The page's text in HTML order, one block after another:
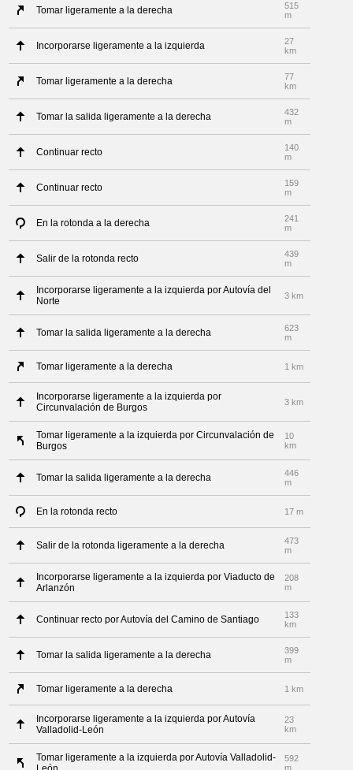
Tomar ligeramente a la derecha
515
m
Incorporarse ligeramente a la izquierda
27
km
Tomar ligeramente a la derecha
77
km
Tomar la salida ligeramente a la derecha
432
m
Continuar recto
140
m
Continuar recto
159
m
En la rotonda a la derecha
241
m
Salir de la rotonda recto
439
m
Incorporarse ligeramente a la izquierda por Autovía del
Norte
3 km
Tomar la salida ligeramente a la derecha
623
m
Tomar ligeramente a la derecha 1 km
Incorporarse ligeramente a la izquierda por
Circunvalación de Burgos
3 km
Tomar ligeramente a la izquierda por Circunvalación de
Burgos
10
km
Tomar la salida ligeramente a la derecha
446
m
En la rotonda recto 17 m
Salir de la rotonda ligeramente a la derecha
473
m
Incorporarse ligeramente a la izquierda por Viaducto de
Arlanzón
208
m
Continuar recto por Autovía del Camino de Santiago
133
km
Tomar la salida ligeramente a la derecha
399
m
Tomar ligeramente a la derecha 1 km
Incorporarse ligeramente a la izquierda por Autovía
Valladolid-León
23
km
Tomar ligeramente a la izquierda por Autovía Valladolid-
592
m